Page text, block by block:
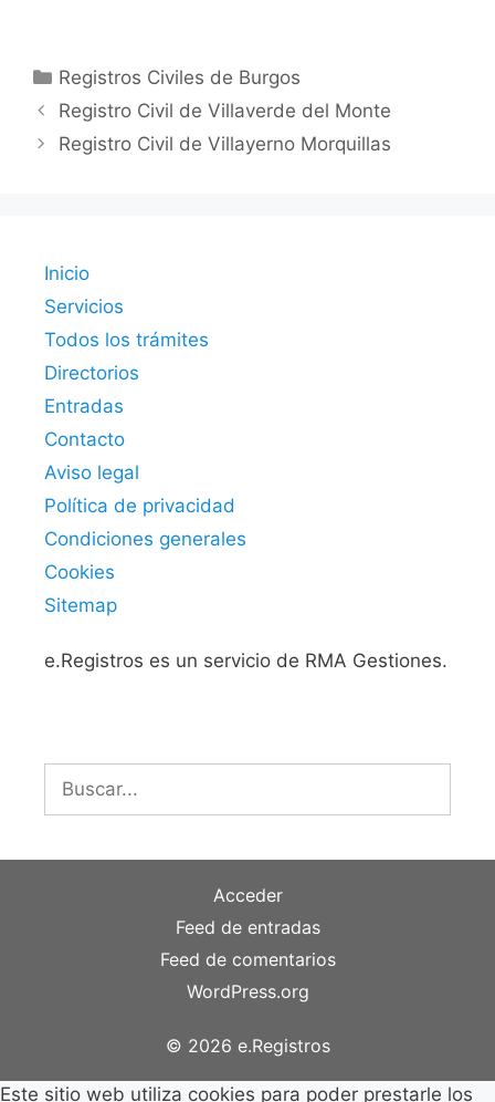
Categorías
Registros Civiles de Burgos
Registro Civil de Villaverde del Monte
Registro Civil de Villayerno Morquillas
Inicio
Servicios
Todos los trámites
Directorios
Entradas
Contacto
Aviso legal
Política de privacidad
Condiciones generales
Cookies
Sitemap
e.Registros es un servicio de RMA Gestiones.
Buscar:
Acceder
Feed de entradas
Feed de comentarios
WordPress.org
© 2026 e.Registros
Este sitio web utiliza cookies para poder prestarle los